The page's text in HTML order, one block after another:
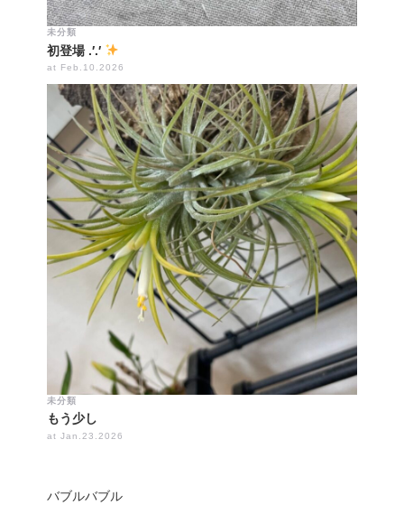
バブルバブル
未分類
初登場 .′.′
at Feb.10.2026
未分類
もう少し
at Jan.23.2026